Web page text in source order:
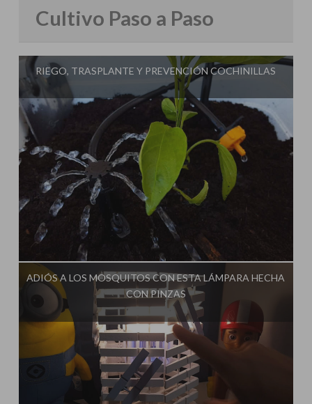
Cultivo Paso a Paso
RIEGO, TRASPLANTE Y PREVENCIÓN COCHINILLAS
Cultivo Paso a Paso
ADIÓS A LOS MOSQUITOS CON ESTA LÁMPARA HECHA
CON PINZAS